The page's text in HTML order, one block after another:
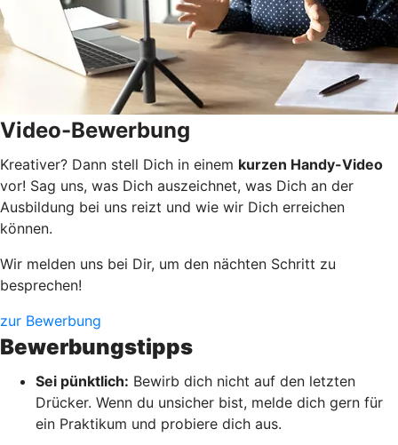
Video-Bewerbung
Kreativer? Dann stell Dich in einem kurzen Handy-Video
vor! Sag uns, was Dich auszeichnet, was Dich an der
Ausbildung bei uns reizt und wie wir Dich erreichen
können.
Wir melden uns bei Dir, um den nächten Schritt zu
besprechen!
zur Bewerbung
Bewerbungstipps
Sei pünktlich: Bewirb dich nicht auf den letzten
Drücker. Wenn du unsicher bist, melde dich gern für
ein Praktikum und probiere dich aus.